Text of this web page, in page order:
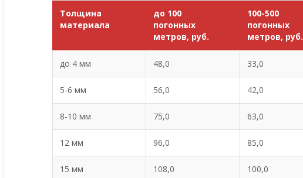
Толщина
материала
до 100
погонных
метров, руб.
100-500
погонных
метров, руб.
до 4 мм 48,0 33,0
5-6 мм 56,0 42,0
8-10 мм 75,0 63,0
12 мм 96,0 85,0
15 мм 108,0 100,0